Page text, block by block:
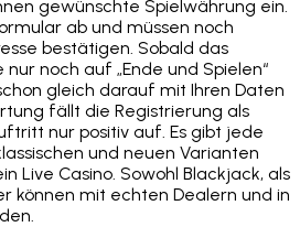
gewünschte Spielwährung ein.
ab und müssen noch
bestätigen. Sobald das
noch auf „Ende und Spielen“
gleich darauf mit Ihren Daten
fällt die Registrierung als
nur positiv auf. Es gibt jede
und neuen Varianten
Live Casino. Sowohl Blackjack, als
können mit echten Dealern und in